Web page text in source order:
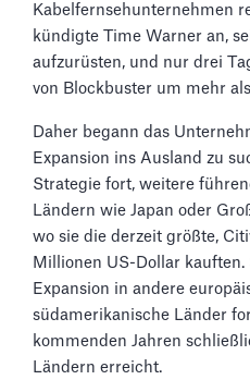
Kabelfernsehunternehmen
kündigte Time Warner an,
aufzurüsten, und nur drei
von Blockbuster um mehr
Daher begann das
Expansion ins Ausland zu
Strategie fort, weitere
Ländern wie Japan oder
wo sie die derzeit größte,
Millionen US-Dollar
Expansion in andere
südamerikanische Länder
kommenden Jahren
Ländern erreicht.